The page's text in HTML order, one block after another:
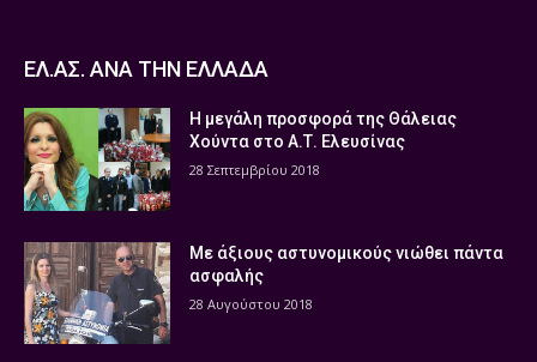
ΕΛ.ΑΣ. ΑΝΑ ΤΗΝ ΕΛΛΑΔΑ
Η μεγάλη προσφορά της Θάλειας
Χούντα στο Α.Τ. Ελευσίνας
28 Σεπτεμβρίου 2018
Με άξιους αστυνομικούς νιώθει πάντα
ασφαλής
28 Αυγούστου 2018